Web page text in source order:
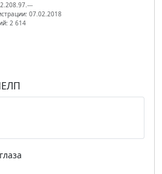
07.02.2018
2 614